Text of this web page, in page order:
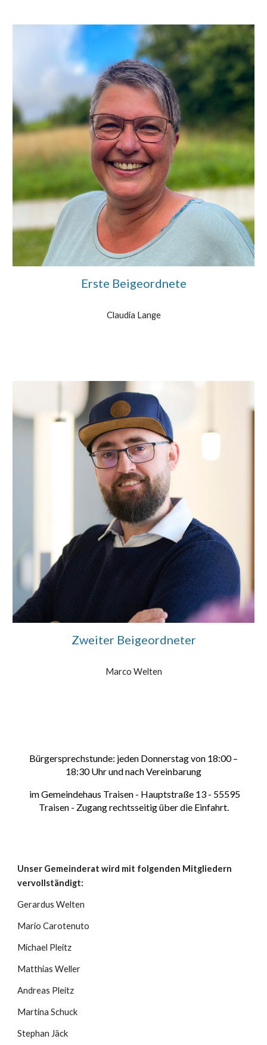
Erste Beigeordnete
Claudia Lange
Zweiter Beigeordneter
Marco Welten
Bürgersprechstunde: jeden Donnerstag von 18:00 –
18:30 Uhr und nach Vereinbarung
im Gemeindehaus Traisen - Hauptstraße 13 - 55595
Traisen - Zugang rechtsseitig über die Einfahrt.
Unser Gemeinderat wird mit folgenden Mitgliedern
vervollständigt:
Gerardus Welten
Mario Carotenuto
Michael Pleitz
Matthias Weller
Andreas Pleitz
Martina Schuck
Stephan Jäck